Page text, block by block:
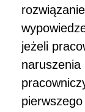
jeżeli
naruszenia